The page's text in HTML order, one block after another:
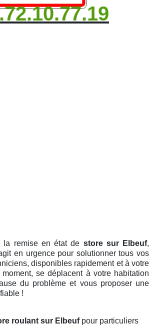
la remise en état de store sur Elbeuf,
en urgence pour solutionner tous vos
disponibles rapidement et à votre
se déplacent à votre habitation
du problème et vous proposer une
!
roulant sur Elbeuf pour particuliers